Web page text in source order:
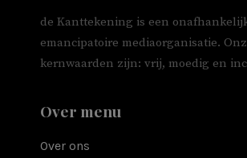
de Kanttekening is een
emancipatoire mediaorganisatie.
kernwaarden zijn: vrij, moedig en
Over menu
Over ons